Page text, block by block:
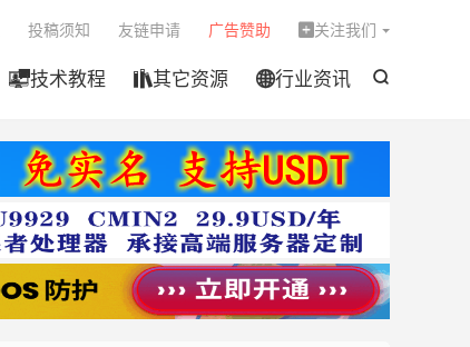

技术教程 其它资源 行业资讯
投稿须知 友链申请 广告赞助  关注我们